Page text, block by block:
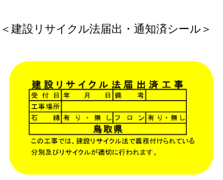
＜建設リサイクル法届出・通知済シール＞